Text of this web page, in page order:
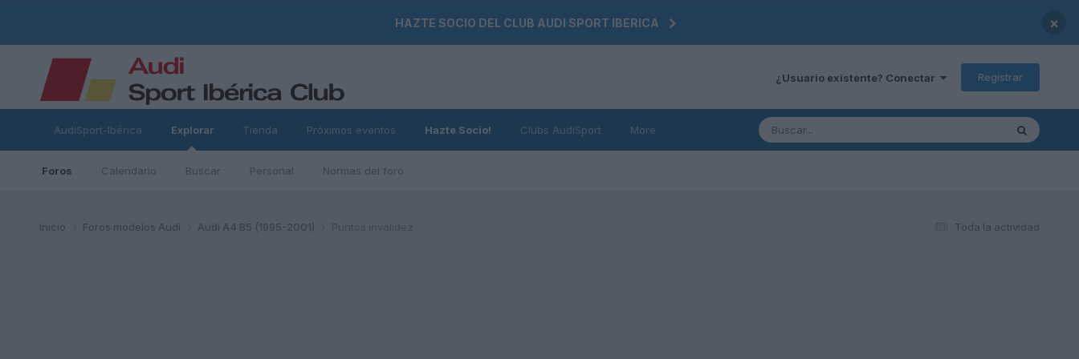
HAZTE SOCIO DEL CLUB AUDI SPORT IBERICA ×
¿Usuario existente? Conectar Registrar
AudiSport-Ibérica Explorar
Foros Calendario Buscar Personal Normas del foro
Tienda Próximos eventos Hazte Socio! Clubs AudiSport More
Toda la actividad
Inicio Foros modelos Audi Audi A4 B5 (1995-2001)